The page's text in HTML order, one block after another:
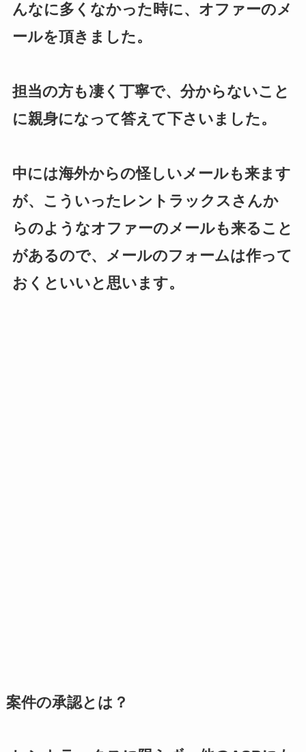
んなに多くなかった時に、オファーのメ
ールを頂きました。
担当の方も凄く丁寧で、分からないこと
に親身になって答えて下さいました。
中には海外からの怪しいメールも来ます
が、こういったレントラックスさんか
らのようなオファーのメールも来ること
があるので、メールのフォームは作って
おくといいと思います。
案件の承認とは？